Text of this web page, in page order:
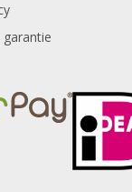
garantie